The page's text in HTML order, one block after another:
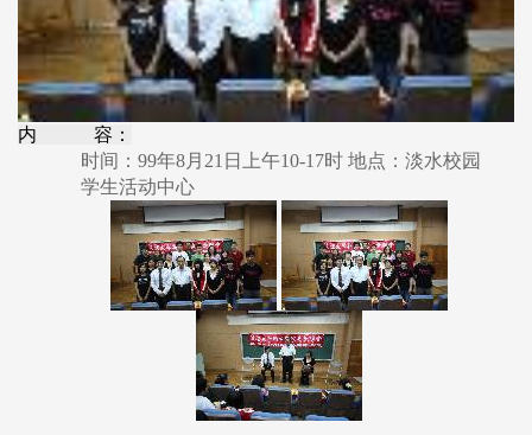
内 容：
时间：99年8月21日上午10-17时 地点：淡水校园
学生活动中心